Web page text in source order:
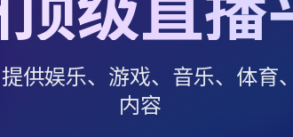
供娱乐、游戏、音乐、体育
内容